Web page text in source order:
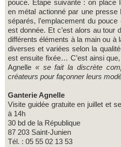
pouce. Etape suivante : on place
en métal actionné par une
séparés, l’emplacement du
est donnée. Et c’est alors au tour
différents éléments à la main ou à
diverses et variées selon la
est ensuite fixée… C’est ainsi
Agnelle « se fait la discrète
créateurs pour façonner leurs
Ganterie Agnelle
Visite guidée gratuite en juillet et
à 14h
30 bd de la République
87 203 Saint-Junien
Tél. : 05 55 02 13 53